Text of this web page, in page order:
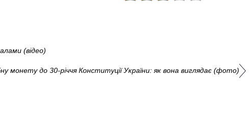
(відео)
монету до 30-річчя Конституції України: як вона виглядає (фото)